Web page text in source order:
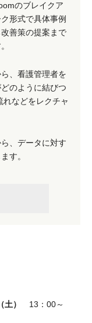
のブレイクア
形式で具体事例
善策の提案まで
、看護管理者を
のように結びつ
などをレクチャ
、データに対す
す。
）
13：00～